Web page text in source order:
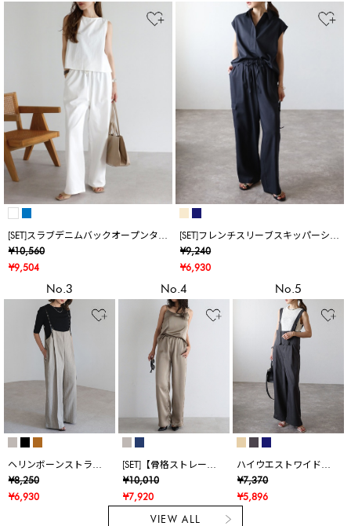
[SET]スラブデニムバックオープンタン
クトップ×スラブデニムイージーパン
ツ
¥10,560
¥9,504
[SET]フレンチスリーブスキッパーシャ
ツ×裾ボタンカーゴパンツ
¥9,240
¥6,930
No.3
ヘリンボーンストライ
プサス付きパンツ
¥8,250
¥6,930
No.4
[SET]【骨格ストレート
向け】ドレープカップ
付きサテンキャミソー
ル×リラクシーサテンパ
¥10,010
¥7,920
No.5
ハイウエストワイドサ
ロペット
¥7,370
¥5,896
VIEW ALL